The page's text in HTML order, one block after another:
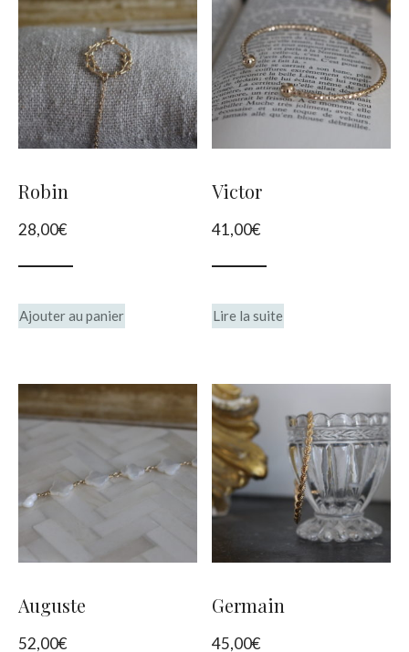
Robin
28,00€
Ajouter au panier
Victor
41,00€
Lire la suite
Auguste
52,00€
Germain
45,00€